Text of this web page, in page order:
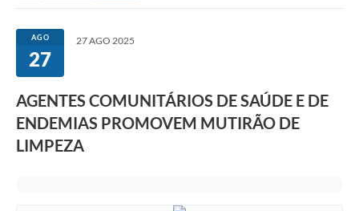
Meio Ambiente
Ouvidoria
Contato
AGO
27
27 AGO 2025
AGENTES COMUNITÁRIOS DE SAÚDE E DE
ENDEMIAS PROMOVEM MUTIRÃO DE
LIMPEZA